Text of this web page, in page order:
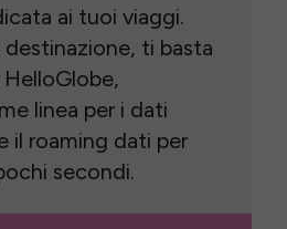
ai tuoi viaggi.
destinazione, ti basta
linea per i dati
il roaming dati per
secondi.